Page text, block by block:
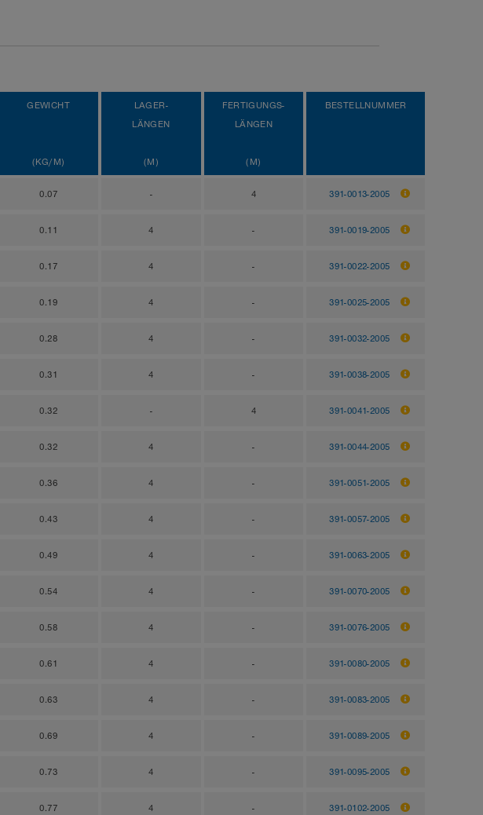
GEWICHT
(KG/M)
LAGER-
LÄNGEN
(M)
FERTIGUNGS-
LÄNGEN
(M)
BESTELLNUMMER
0.07 - 4 391-0013-2005
0.11 4 - 391-0019-2005
0.17 4 - 391-0022-2005
0.19 4 - 391-0025-2005
0.28 4 - 391-0032-2005
0.31 4 - 391-0038-2005
0.32 - 4 391-0041-2005
0.32 4 - 391-0044-2005
0.36 4 - 391-0051-2005
0.43 4 - 391-0057-2005
0.49 4 - 391-0063-2005
0.54 4 - 391-0070-2005
0.58 4 - 391-0076-2005
0.61 4 - 391-0080-2005
0.63 4 - 391-0083-2005
0.69 4 - 391-0089-2005
0.73 4 - 391-0095-2005
0.77 4 - 391-0102-2005